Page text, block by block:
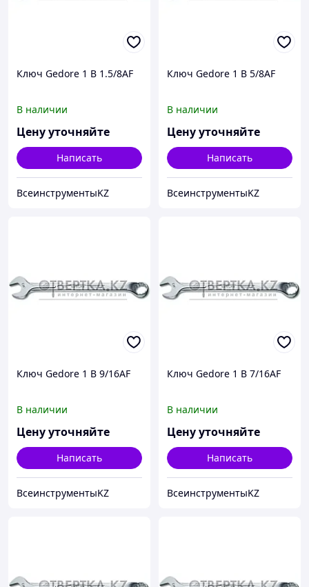
Ключ Gedore 1 B 1.5/8AF
В наличии
Цену уточняйте
Написать
ВсеинструментыKZ
Ключ Gedore 1 B 5/8AF
В наличии
Цену уточняйте
Написать
ВсеинструментыKZ
Ключ Gedore 1 B 9/16AF
В наличии
Цену уточняйте
Написать
ВсеинструментыKZ
Ключ Gedore 1 B 7/16AF
В наличии
Цену уточняйте
Написать
ВсеинструментыKZ